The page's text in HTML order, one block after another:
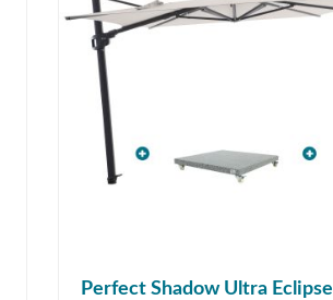
Perfect Shadow Ultra Eclipse